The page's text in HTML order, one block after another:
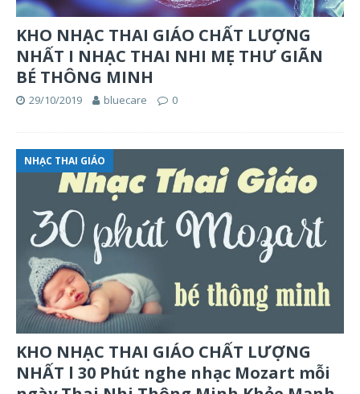
KHO NHẠC THAI GIÁO CHẤT LƯỢNG
NHẤT I NHẠC THAI NHI MẸ THƯ GIÃN
BÉ THÔNG MINH
29/10/2019 bluecare 0
NHẠC THAI GIÁO
KHO NHẠC THAI GIÁO CHẤT LƯỢNG
NHẤT l 30 Phút nghe nhạc Mozart mỗi